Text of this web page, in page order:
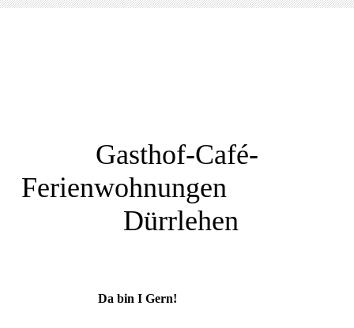
Gasthof-Café-
Ferienwohnungen
Dürrlehen
Da bin I Gern!